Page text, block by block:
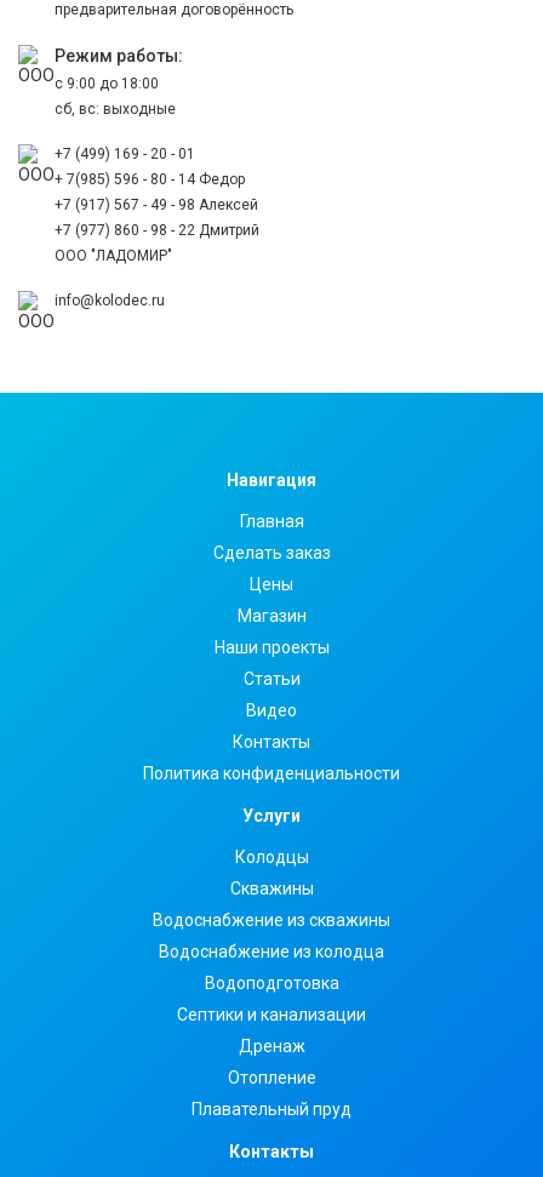
предварительная договорённость
Режим работы:
с 9:00 до 18:00
сб, вс: выходные
+7 (499) 169 - 20 - 01
+ 7(985) 596 - 80 - 14 Федор
+7 (917) 567 - 49 - 98 Алексей
+7 (977) 860 - 98 - 22 Дмитрий
ООО "ЛАДОМИР"
info@kolodec.ru
Навигация
Главная
Сделать заказ
Цены
Магазин
Наши проекты
Статьи
Видео
Контакты
Политика конфиденциальности
Услуги
Колодцы
Скважины
Водоснабжение из скважины
Водоснабжение из колодца
Водоподготовка
Септики и канализации
Дренаж
Отопление
Плавательный пруд
Контакты